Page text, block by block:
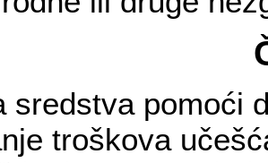
sredstva pomoći
troškova